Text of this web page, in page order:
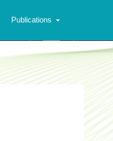
Publications